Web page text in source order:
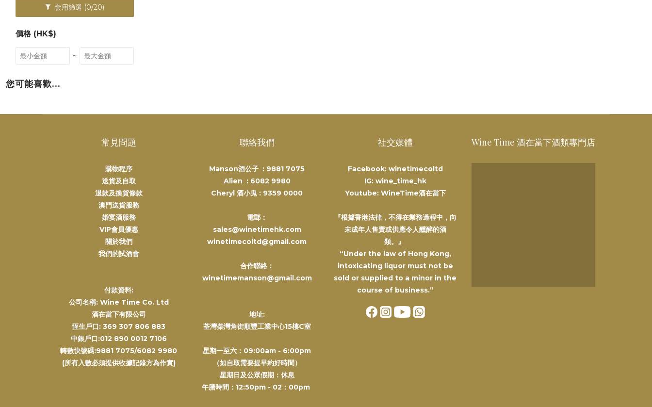
套用篩選 (0/20)
價格 (HK$)
~
您可能喜歡...
常見問題
購物程序
送貨及自取
退款及換貨條款
澳門送貨服務
婚宴酒服務
VIP會員優惠
關於我們
我們的試酒會
付款資料:
公司名稱: Wine Time Co. Ltd
酒在當下有限公司
恆生戶口: 369 307 806 883
中銀戶口:012 890 0012 7106
轉數快號碼:9881 7075/6082 9980
(所有入數必須提供收據記錄方為作實)
聯絡我們
Manson酒公子 : 9881 7075
Alien : 6082 9980
Cheryl 酒小鬼 : 9359 0000
電郵：
sales@winetimehk.com
winetimecoltd@gmail.com
合作聯絡：
winetimemanson@gmail.com
地址:
荃灣柴灣角街順豐工業中心15樓C室
星期一至六：09:00am - 6:00pm
（如自取需要提早約好時間）
星期日及公眾假期：休息
午膳時間：12:50pm - 02：00pm
社交媒體
Facebook: winetimecoltd
IG: wine_time_hk
Youtube: WineTime酒在當下
『根據香港法律，不得在業務過程中，向
未成年人售賣或供應令人醺醉的酒
類。』
“Under the law of Hong Kong,
intoxicating liquor must not be
sold or supplied to a minor in the
course of business.”
Wine Time 酒在當下酒類專門店